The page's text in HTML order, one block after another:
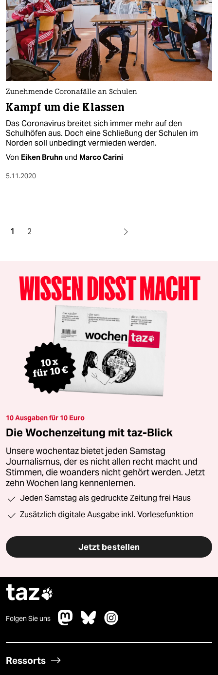
Zunehmende Coronafälle an Schulen
Kampf um die Klassen
Das Coronavirus breitet sich immer mehr auf den
Schulhöfen aus. Doch eine Schließung der Schulen im
Norden soll unbedingt vermieden werden.
Von Eiken Bruhn und Marco Carini
5.11.2020
1 2
10 Ausgaben für 10 Euro
Die Wochenzeitung mit taz-Blick
Unsere wochentaz bietet jeden Samstag
Journalismus, der es nicht allen recht macht und
Stimmen, die woanders nicht gehört werden. Jetzt
zehn Wochen lang kennenlernen.
Jeden Samstag als gedruckte Zeitung frei Haus
Zusätzlich digitale Ausgabe inkl. Vorlesefunktion
Jetzt bestellen
taz
Folgen Sie uns
Ressorts